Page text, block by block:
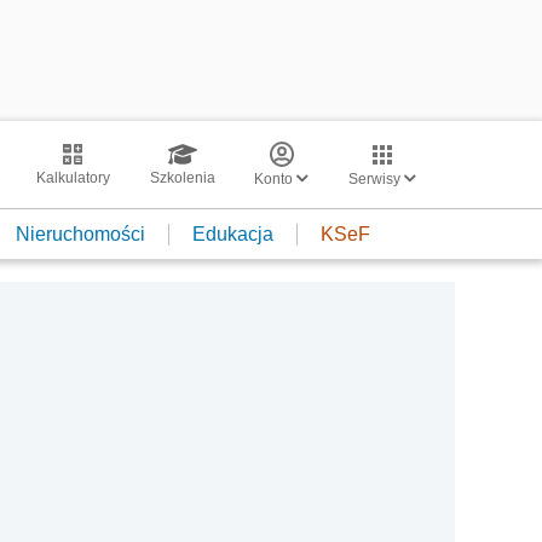
Kalkulatory Szkolenia Konto Serwisy
Nieruchomości Edukacja KSeF